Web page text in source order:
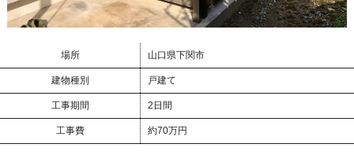
場所 山口県下関市
建物種別 戸建て
工事期間 2日間
工事費 約70万円